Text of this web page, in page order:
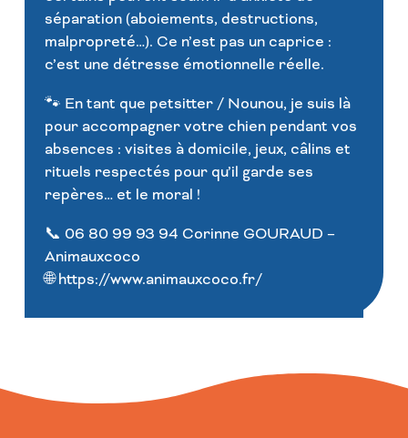
séparation (aboiements, destructions,
malpropreté…). Ce n’est pas un caprice :
c’est une détresse émotionnelle réelle.
🐾 En tant que petsitter / Nounou, je suis là
pour accompagner votre chien pendant vos
absences : visites à domicile, jeux, câlins et
rituels respectés pour qu’il garde ses
repères… et le moral !
📞 06 80 99 93 94 Corinne GOURAUD –
Animauxcoco
🌐 https://www.animauxcoco.fr/